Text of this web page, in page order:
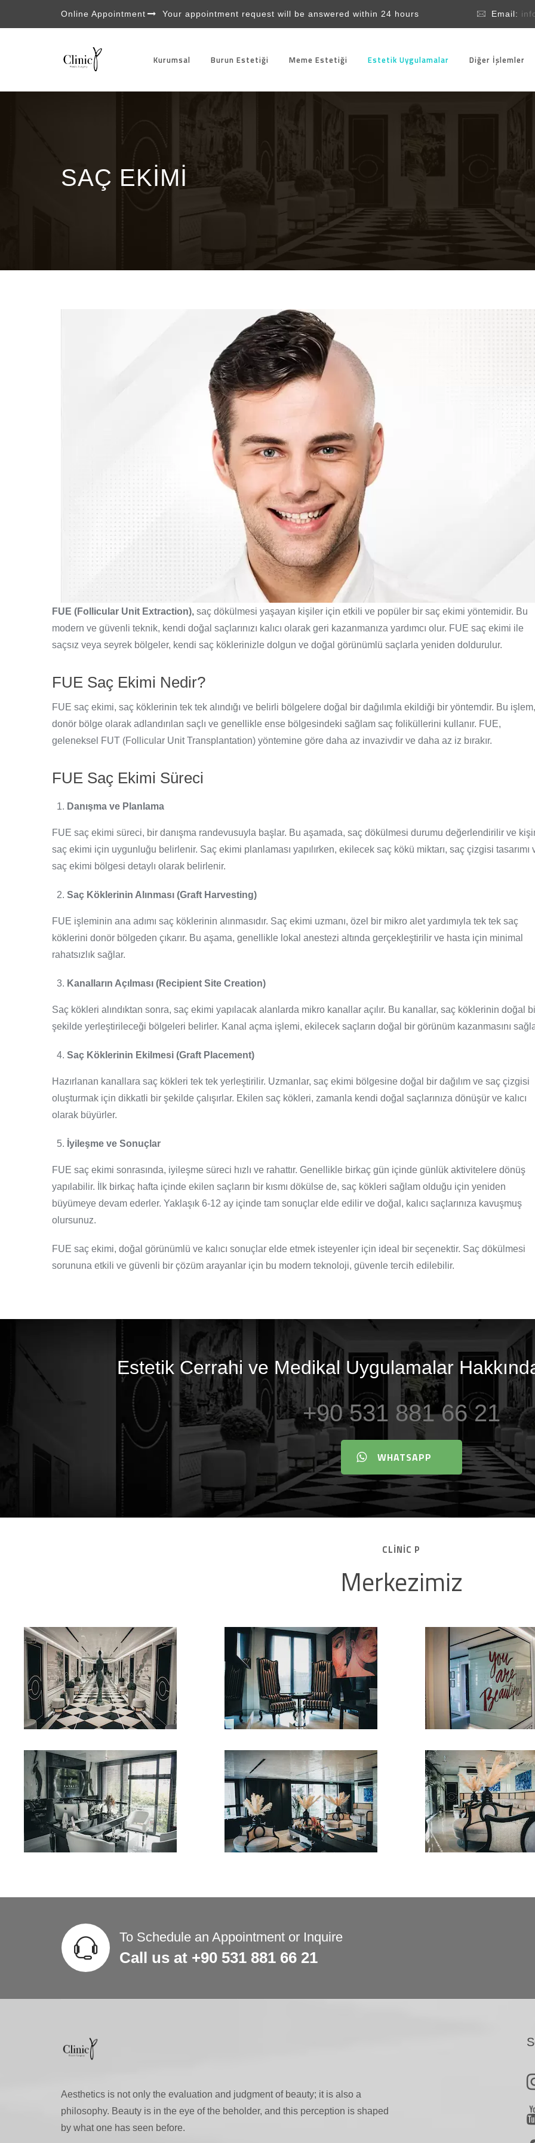
Online Appointment Your appointment request will be answered within 24 hours Email:
Kurumsal Burun Estetiği Meme Estetiği Estetik Uygulamalar Diğer İşlemler
SAÇ EKIMI
FUE (Follicular Unit Extraction), saç dökülmesi yaşayan kişiler için etkili ve popüler bir saç ekimi yöntemidir. Bu
modern ve güvenli teknik, kendi doğal saçlarınızı kalıcı olarak geri kazanmanıza yardımcı olur. FUE saç ekimi ile
saçsız veya seyrek bölgeler, kendi saç köklerinizle dolgun ve doğal görünümlü saçlarla yeniden doldurulur.
FUE Saç Ekimi Nedir?
FUE saç ekimi, saç köklerinin tek tek alındığı ve belirli bölgelere doğal bir dağılımla ekildiği bir yöntemdir. Bu işlem,
donör bölge olarak adlandırılan saçlı ve genellikle ense bölgesindeki sağlam saç foliküllerini kullanır. FUE,
geleneksel FUT (Follicular Unit Transplantation) yöntemine göre daha az invazivdir ve daha az iz bırakır.
FUE Saç Ekimi Süreci
Danışma ve Planlama
FUE saç ekimi süreci, bir danışma randevusuyla başlar. Bu aşamada, saç dökülmesi durumu değerlendirilir ve
saç ekimi için uygunluğu belirlenir. Saç ekimi planlaması yapılırken, ekilecek saç kökü miktarı, saç çizgisi tasarımı
saç ekimi bölgesi detaylı olarak belirlenir.
Saç Köklerinin Alınması (Graft Harvesting)
FUE işleminin ana adımı saç köklerinin alınmasıdır. Saç ekimi uzmanı, özel bir mikro alet yardımıyla tek tek saç
köklerini donör bölgeden çıkarır. Bu aşama, genellikle lokal anestezi altında gerçekleştirilir ve hasta için minimal
rahatsızlık sağlar.
Kanalların Açılması (Recipient Site Creation)
Saç kökleri alındıktan sonra, saç ekimi yapılacak alanlarda mikro kanallar açılır. Bu kanallar, saç köklerinin doğal
şekilde yerleştirileceği bölgeleri belirler. Kanal açma işlemi, ekilecek saçların doğal bir görünüm kazanmasını
Saç Köklerinin Ekilmesi (Graft Placement)
Hazırlanan kanallara saç kökleri tek tek yerleştirilir. Uzmanlar, saç ekimi bölgesine doğal bir dağılım ve saç çizgisi
oluşturmak için dikkatli bir şekilde çalışırlar. Ekilen saç kökleri, zamanla kendi doğal saçlarınıza dönüşür ve kalıcı
olarak büyürler.
İyileşme ve Sonuçlar
FUE saç ekimi sonrasında, iyileşme süreci hızlı ve rahattır. Genellikle birkaç gün içinde günlük aktivitelere dönüş
yapılabilir. İlk birkaç hafta içinde ekilen saçların bir kısmı dökülse de, saç kökleri sağlam olduğu için yeniden
büyümeye devam ederler. Yaklaşık 6-12 ay içinde tam sonuçlar elde edilir ve doğal, kalıcı saçlarınıza kavuşmuş
olursunuz.
FUE saç ekimi, doğal görünümlü ve kalıcı sonuçlar elde etmek isteyenler için ideal bir seçenektir. Saç dökülmesi
sorununa etkili ve güvenli bir çözüm arayanlar için bu modern teknoloji, güvenle tercih edilebilir.
Estetik Cerrahi ve Medikal Uygulamalar
+90 531 881 66 21
WHATSAPP
CLINIC P
Merkezimiz
To Schedule an Appointment or Inquire
Call us at +90 531 881 66 21
Aesthetics is not only the evaluation and judgment of beauty; it is also a
philosophy. Beauty is in the eye of the beholder, and this perception is shaped
by what one has seen before.